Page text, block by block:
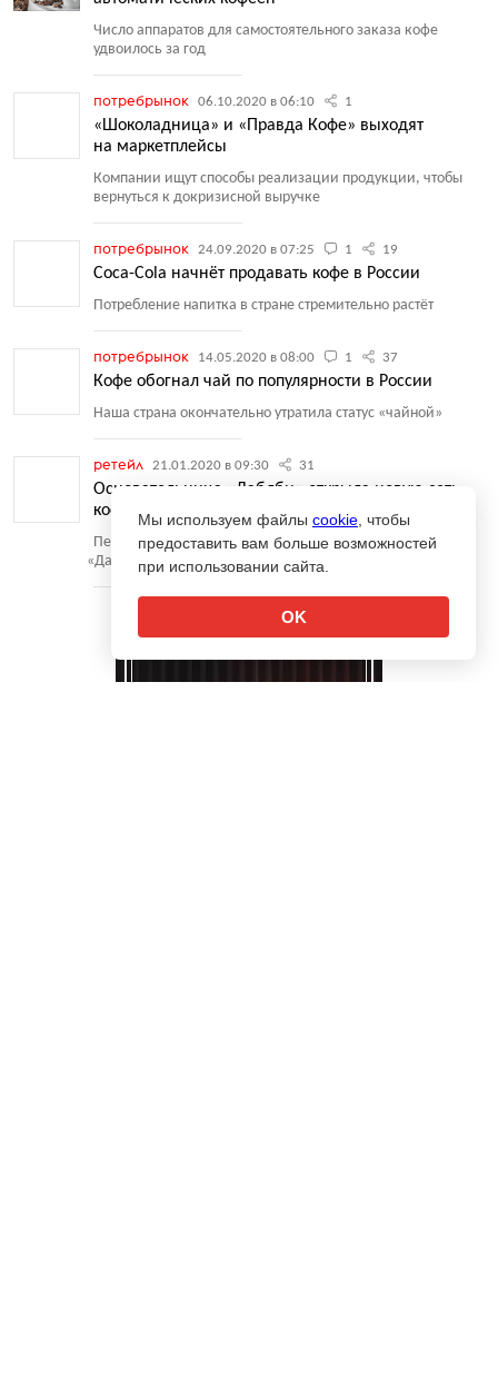
Число аппаратов для самостоятельного заказа кофе
удвоилось за год
потребрынок 06.10.2020 в 06:10 1
«Шоколадница» и «Правда Кофе» выходят
на маркетплейсы
Компании ищут способы реализации продукции, чтобы
вернуться к докризисной выручке
потребрынок 24.09.2020 в 07:25 1 19
Coca-Cola начнёт продавать кофе в России
Потребление напитка в стране стремительно растёт
потребрынок 14.05.2020 в 08:00 1 37
Кофе обогнал чай по популярности в России
Наша страна окончательно утратила статус «чайной»
ретейл 21.01.2020 в 09:30 31
Основательница «Даблби» открыла новую сеть
кофеен Flip
Первое заведение уже появилось в Москве на месте
«Даблби»
Мы используем файлы cookie , чтобы
предоставить вам больше возможностей
при использовании сайта.
OK